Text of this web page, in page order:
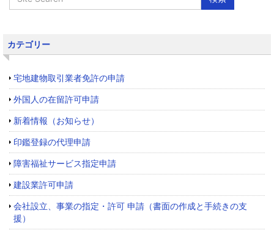
カテゴリー
宅地建物取引業者免許の申請
外国人の在留許可申請
新着情報（お知らせ）
印鑑登録の代理申請
障害福祉サービス指定申請
建設業許可申請
会社設立、事業の指定・許可 申請（書面の作成と手続きの支
援）